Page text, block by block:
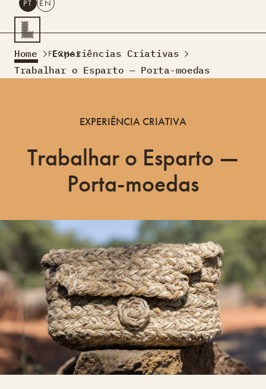
PESQUISAR
PT EN
Residências Criativas
A Acontecer
PT EN
FECHAR
Home
Experiências Criativas
Trabalhar o Esparto — Porta-moedas
EXPERIÊNCIA CRIATIVA
Trabalhar o Esparto —
Porta-moedas